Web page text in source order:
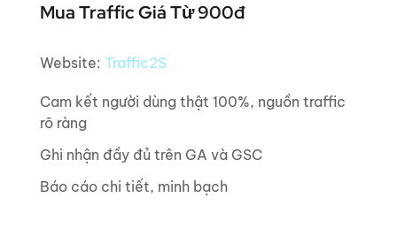
Mua Traffic Giá Từ 900đ
Website: Traffic2S
Cam kết người dùng thật 100%, nguồn traffic
rõ ràng
Ghi nhận đầy đủ trên GA và GSC
Báo cáo chi tiết, minh bạch